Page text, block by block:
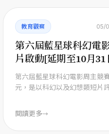
教育觀察 05/
第六屆藍星球科幻電
片啟動[延期至10月31
第六屆藍星球科幻電影周主競
元，是以科幻以及幻想類短片
心板塊。 藍星球 ...
閱讀更多→